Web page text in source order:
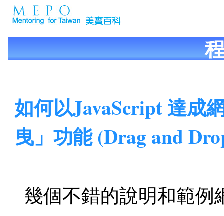
如何以JavaScript 達成
曳」功能 (Drag and
幾個不錯的說明和範例